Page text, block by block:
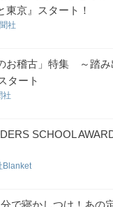
東京』スタート！
社
お稽古」特集 ～踏
タート
社
SCHOOL
Blanket
で寝かしつけ！あの